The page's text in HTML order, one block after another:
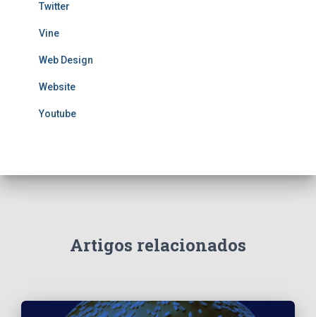
Twitter
Vine
Web Design
Website
Youtube
Artigos relacionados